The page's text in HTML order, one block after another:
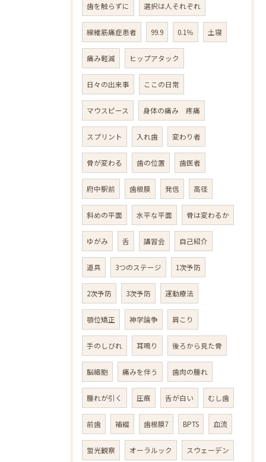
歯を触らずに 選択は人それぞれ
線維筋痛症患者 99.9 0.1％ 土寝
痛み軽減 ヒップアタック
日々の出来事 ここの日常
マウスピース 身体の痛み 疼痛
スプリント 入れ歯 変わり者
骨が変わる 歯の位置 歯医者
府中駅前 歯根膜 発信 高径
斜めの平面 水平な平面 骨は変わるか
ゆがみ 舌 講習会 自己紹介
道具 3つのステージ 1次予防
2次予防 3次予防 運動療法
顎位矯正 神学論争 肩こり
手のしびれ 耳鳴り 後ろから見た骨
脳細胞 痛みを伴う 歯肉の腫れ
腫れが引く 圧痕 舌が白い むし歯
前歯 補綴 歯根膜7 BPTS 血流
蛍光観察 オーラルック スウェーデン